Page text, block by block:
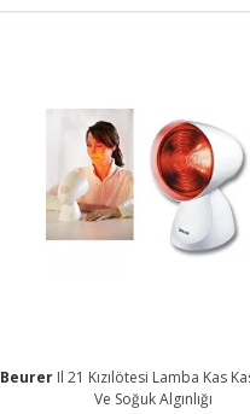
Beurer Il 21 Kızılötesi Lamba Kas
Ve Soğuk Algınlığı